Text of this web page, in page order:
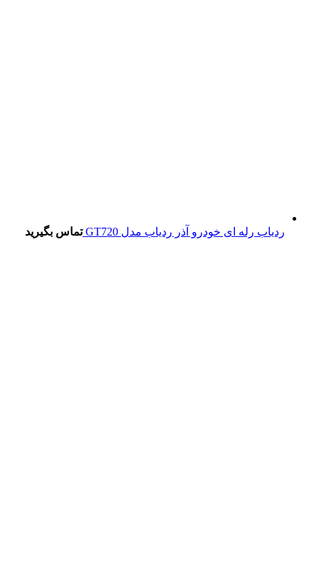
ردیاب رله ای خودرو آذر ردیاب مدل GT720 تماس بگیرید